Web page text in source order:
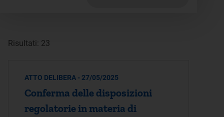
Risultati: 23
ATTO DELIBERA - 27/05/2025
Conferma delle disposizioni
regolatorie in materia di